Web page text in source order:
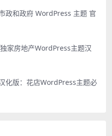
政和政府 WordPress 主题 官
家房地产WordPress主题汉
化版：花店WordPress主题必